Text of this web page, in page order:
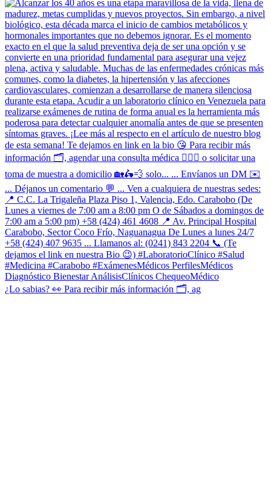
¿Lo sabias? 👀 Para recibir más información 🗂, ag